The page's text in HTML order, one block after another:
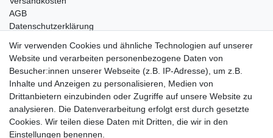
AGB
Datenschutzerklärung
Telefonische Beratung und Unterstützung für Händler unter:
+49 2851 5895-0
Montag - Donnerstag: 08.00 - 16.30 Uhr
Freitag: 08.00 - 16.00 Uhr
Wir verwenden Cookies und ähnliche Technologien auf unserer
Website und verarbeiten personenbezogene Daten von
Besucher:innen unserer Webseite (z.B. IP-Adresse), um z.B.
Inhalte und Anzeigen zu personalisieren, Medien von
Drittanbietern einzubinden oder Zugriffe auf unsere Website zu
analysieren. Die Datenverarbeitung erfolgt erst durch gesetzte
Cookies. Wir teilen diese Daten mit Dritten, die wir in den
Einstellungen benennen.